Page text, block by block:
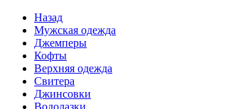
Назад
Мужская одежда
Джемперы
Кофты
Верхняя одежда
Свитера
Джинсовки
Водолазки